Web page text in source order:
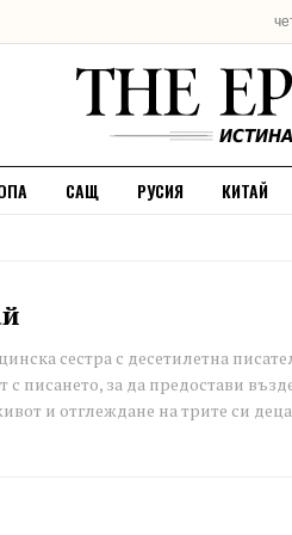
САЩ РУСИЯ КИТАЙ
сестра с десетилетна
с писането, за да предостави
и отглеждане на трите си